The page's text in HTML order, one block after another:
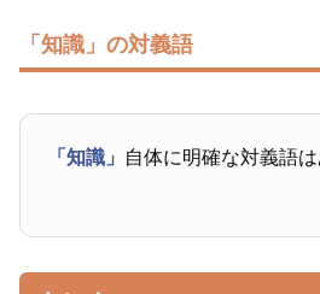
「知識」の対義語
「知識」 自体に明確な対義語は